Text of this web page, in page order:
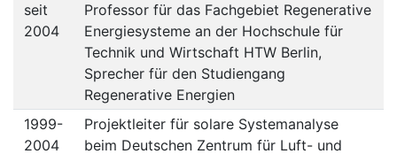
seit
2004
Professor für das Fachgebiet Regenerative
Energiesysteme an der Hochschule für
Technik und Wirtschaft HTW Berlin,
Sprecher für den Studiengang
Regenerative Energien
1999-
2004
Projektleiter für solare Systemanalyse
beim Deutschen Zentrum für Luft- und